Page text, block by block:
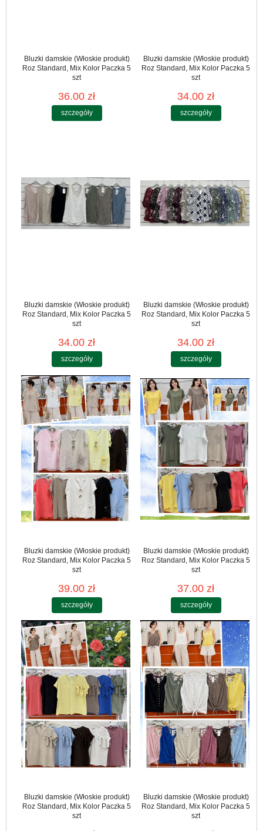
Bluzki damskie (Włoskie produkt)
Roz Standard, Mix Kolor Paczka 5
szt
36.00 zł
szczegóły
Bluzki damskie (Włoskie produkt)
Roz Standard, Mix Kolor Paczka 5
szt
34.00 zł
szczegóły
Bluzki damskie (Włoskie produkt)
Roz Standard, Mix Kolor Paczka 5
szt
34.00 zł
szczegóły
Bluzki damskie (Włoskie produkt)
Roz Standard, Mix Kolor Paczka 5
szt
34.00 zł
szczegóły
Bluzki damskie (Włoskie produkt)
Roz Standard, Mix Kolor Paczka 5
szt
39.00 zł
szczegóły
Bluzki damskie (Włoskie produkt)
Roz Standard, Mix Kolor Paczka 5
szt
37.00 zł
szczegóły
Bluzki damskie (Włoskie produkt)
Roz Standard, Mix Kolor Paczka 5
szt
Bluzki damskie (Włoskie produkt)
Roz Standard, Mix Kolor Paczka 5
szt